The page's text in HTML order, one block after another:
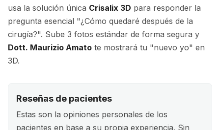
usa la solución única Crisalix 3D para responder la
pregunta esencial "¿Cómo quedaré después de la
cirugía?". Sube 3 fotos estándar de forma segura y
Dott. Maurizio Amato te mostrará tu "nuevo yo" en
3D.
Reseñas de pacientes
Estas son la opiniones personales de los
pacientes en base a su propia experiencia. Sin